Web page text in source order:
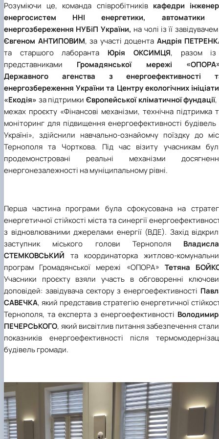
Розуміючи це, команда співробітників кафедри
енергосистем
ННІ енергетики, автоматики
енергозбереження НУБіП України, на чолі із її
Євгеном АНТИПОВИМ, за участі доцента Андрія
та старшого лаборанта Юрія ОКСИМЦЯ, разом із
представниками Громадянської мережі
Державного агенства з енергоефективності
енергозбереження України та Центру екологічних
«Екодія» за підтримки Європейської кліматичної фундації,
межах проєкту «Фінансові механізми, технічна підтримка
моніторинг для підвищення енергоефективності будівель
Україні», здійснили навчально-ознайомчу поїздку до
Тернополя та Чорткова. Під час візиту учасникам
продемонстровані реальні механізми
енергонезалежності на муніципальному рівні.
Перша частина програми була сфокусована на
енергетичної стійкості міста та синергії
з відновлюваними джерелами енергії (ВДЕ). Захід
заступник міського голови Тернополя
СТЕМКОВСЬКИЙ та координаторка житлово-
програм Громадянської мережі «ОПОРА» Тетяна
Учасники проєкту взяли участь в обговоренні
доповідей: завідувача сектору з енергоефективності
САВЕЧКА, який представив стратегію енергетичної
Тернополя, та експерта з енергоефективності
ПЕЧЕРСЬКОГО, який висвітлив питання забезпечення
показників енергоефективності після
будівель громади.